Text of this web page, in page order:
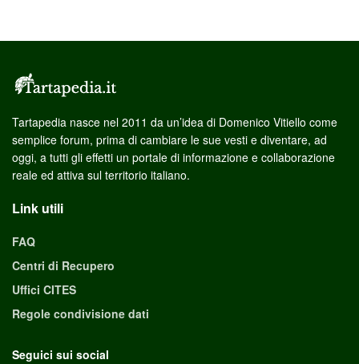
Tartapedia nasce nel 2011 da un’idea di Domenico Vitiello come
semplice forum, prima di cambiare le sue vesti e diventare, ad
oggi, a tutti gli effetti un portale di informazione e collaborazione
reale ed attiva sul territorio italiano.
Link utili
FAQ
Centri di Recupero
Uffici CITES
Regole condivisione dati
Seguici sui social